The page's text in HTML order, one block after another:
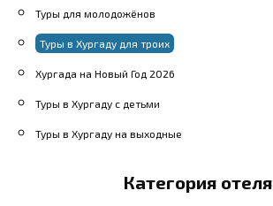
Туры для молодожёнов
Туры в Хургаду для троих
Хургада на Новый Год 2026
Туры в Хургаду с детьми
Туры в Хургаду на выходные
Категория отеля